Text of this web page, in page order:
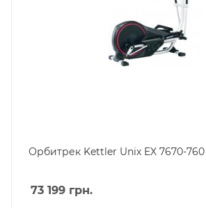
Орбитрек Kettler Unix EX 7670-760
73 199 грн.